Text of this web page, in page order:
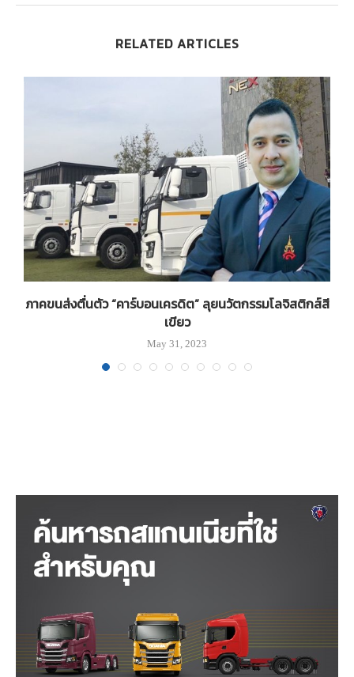
RELATED ARTICLES
ภาคขนส่งตื่นตัว “คาร์บอนเครดิต” ลุยนวัตกรรมโลจิสติกส์สี
เขียว
May 31, 2023